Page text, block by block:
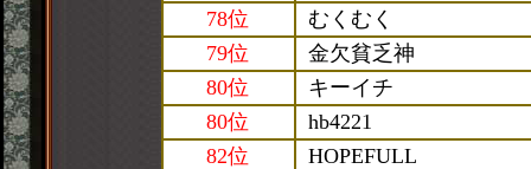
78位
むくむく
79位
金欠貧乏神
80位
キーイチ
80位
hb4221
82位
HOPEFULL